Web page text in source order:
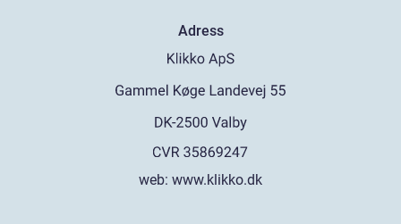
Adress
web: www.klikko.dk